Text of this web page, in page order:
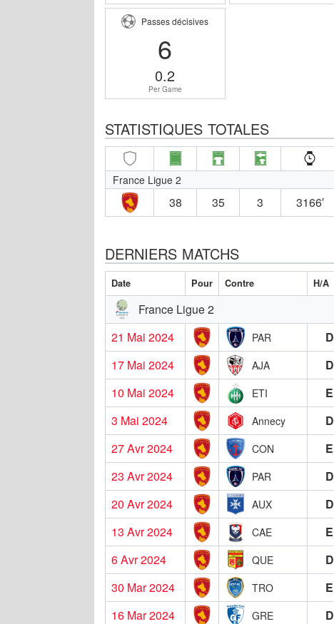
Passes décisives
6
0.2
Per Game
STATISTIQUES TOTALES
France Ligue 2
38 35 3 3166′
DERNIERS MATCHS
Date Pour Contre H/A
France Ligue 2
21 Mai 2024
PAR D
17 Mai 2024
AJA D
10 Mai 2024
ETI E
3 Mai 2024
Annecy D
27 Avr 2024
CON E
23 Avr 2024
PAR D
20 Avr 2024
AUX D
13 Avr 2024
CAE E
6 Avr 2024
QUE D
30 Mar 2024
TRO E
16 Mar 2024
GRE D